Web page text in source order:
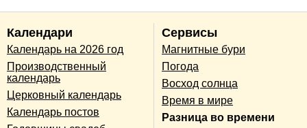
Календари
Календарь на 2026 год
Производственный
календарь
Церковный календарь
Календарь постов
Сервисы
Магнитные бури
Погода
Восход солнца
Время в мире
Разница во времени